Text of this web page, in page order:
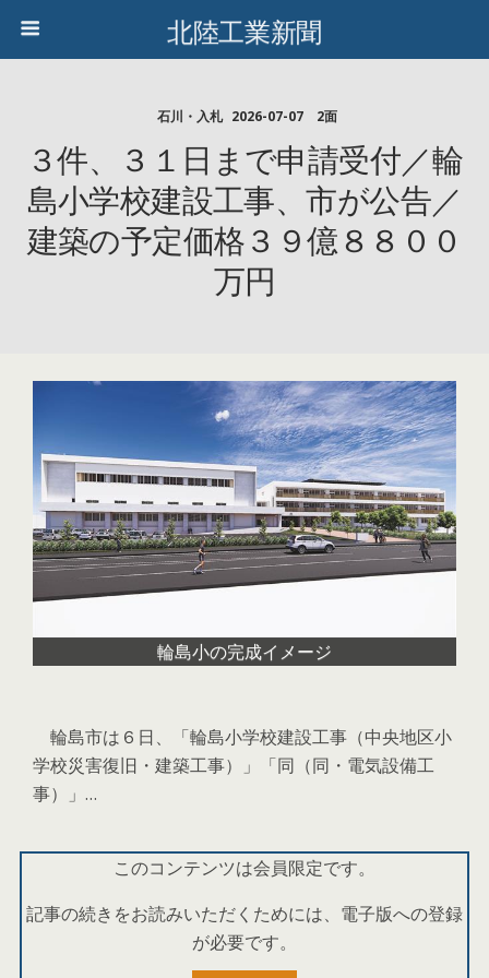
北陸工業新聞
石川・入札 2026-07-07 2面
３件、３１日まで申請受付／輪
島小学校建設工事、市が公告／
建築の予定価格３９億８８００
万円
輪島小の完成イメージ
輪島市は６日、「輪島小学校建設工事（中央地区小
学校災害復旧・建築工事）」「同（同・電気設備工
事）」…
このコンテンツは会員限定です。
記事の続きをお読みいただくためには、電子版への登録
が必要です。